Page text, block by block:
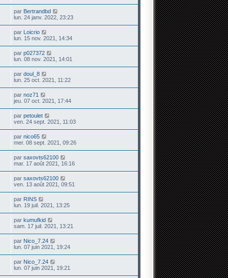
par Bertrandbd
lun. 24 janv. 2022, 23:23
par Loicrio
lun. 15 nov. 2021, 14:34
par p027372
lun. 08 nov. 2021, 14:01
par doul_8
lun. 25 oct. 2021, 11:22
par noz71
jeu. 07 oct. 2021, 17:44
par petoulet
ven. 24 sept. 2021, 11:03
par nico65
mer. 08 sept. 2021, 09:26
par saxovts62100
mar. 17 août 2021, 16:16
par saxovts62100
ven. 13 août 2021, 09:51
par RINS
lun. 19 juil. 2021, 13:25
par kumufkid
sam. 17 juil. 2021, 13:21
par Nico_7.24
lun. 07 juin 2021, 19:24
par Nico_7.24
lun. 07 juin 2021, 19:21